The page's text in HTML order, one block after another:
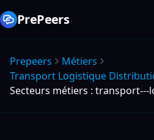
PrePeers
Prepeers
Métiers
Transport Logistique
Secteurs métiers : transport---